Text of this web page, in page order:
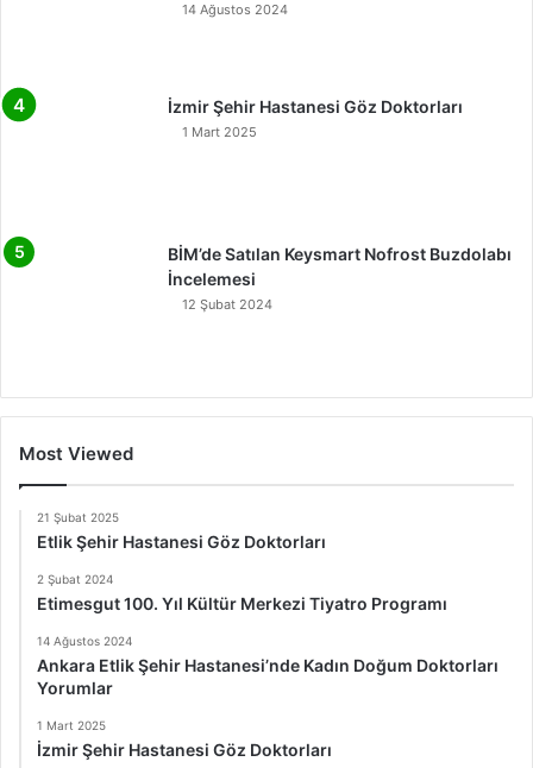
14 Ağustos 2024
İzmir Şehir Hastanesi Göz Doktorları
1 Mart 2025
BİM’de Satılan Keysmart Nofrost Buzdolabı
İncelemesi
12 Şubat 2024
Most Viewed
21 Şubat 2025
Etlik Şehir Hastanesi Göz Doktorları
2 Şubat 2024
Etimesgut 100. Yıl Kültür Merkezi Tiyatro Programı
14 Ağustos 2024
Ankara Etlik Şehir Hastanesi’nde Kadın Doğum Doktorları
Yorumlar
1 Mart 2025
İzmir Şehir Hastanesi Göz Doktorları